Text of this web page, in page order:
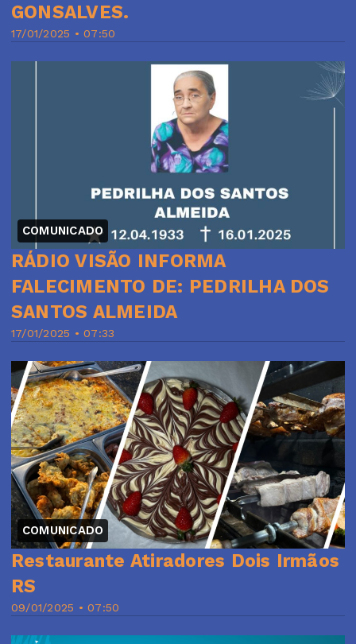
17/01/2025 • 07:50
GONSALVES.
COMUNICADO
17/01/2025 • 07:33
RÁDIO VISÃO INFORMA
FALECIMENTO DE: PEDRILHA DOS
SANTOS ALMEIDA
COMUNICADO
09/01/2025 • 07:50
Restaurante Atiradores Dois Irmãos
RS